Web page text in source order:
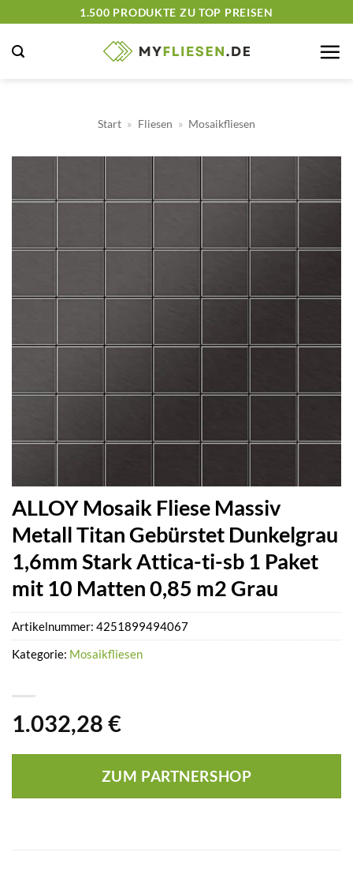
springen
1.500 PRODUKTE ZU TOP PREISEN
Start » Fliesen » Mosaikfliesen
ALLOY Mosaik Fliese Massiv
Metall Titan Gebürstet Dunkelgrau
1,6mm Stark Attica-ti-sb 1 Paket
mit 10 Matten 0,85 m2 Grau
1.032,28 €
ZUM PARTNERSHOP
Artikelnummer: 4251899494067
Kategorie: Mosaikfliesen